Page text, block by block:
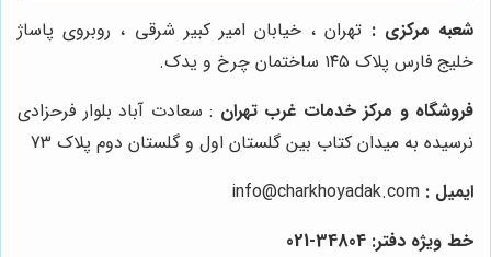
شعبه مرکزی : تهران ، خیابان امیر کبیر شرقی ، روبروی پاساژ
خلیج فارس پلاک ۱۴۵ ساختمان چرخ و یدک.
فروشگاه و مرکز خدمات غرب تهران : سعادت آباد بلوار فرحزادی
نرسیده به میدان کتاب بین گلستان اول و گلستان دوم پلاک 73
ایمیل :
خط ویژه دفتر: 34804-021